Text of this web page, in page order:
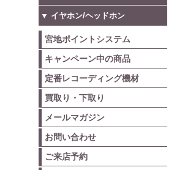
▼ イヤホン/ヘッドホン
宮地ポイントシステム
キャンペーン中の商品
定番レコーディング機材
買取り・下取り
メールマガジン
お問い合わせ
ご来店予約